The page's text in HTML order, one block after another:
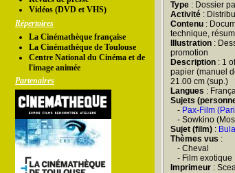
Vidéos (DVD et VHS)
Répertoires
La Cinémathèque française
La Cinémathèque de Toulouse
Centre National du Cinéma et de
l'image animée
Partenaires
Type : Dossier
Activité :
Contenu :
technique,
Illustration :
promotion
Description : 1
papier (manuel
21.00 cm (sup.)
Langues :
Sujets
- Pax-Film
- Sowkino
Sujet (film) :
Thèmes vus :
- Cheval
- Film exotique
Imprimeur :